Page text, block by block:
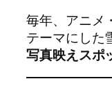
毎年、アニメ
テーマにした
写真映えスポ